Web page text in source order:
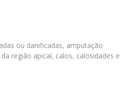
ou danificadas, amputação
região apical, calos, calosidades e